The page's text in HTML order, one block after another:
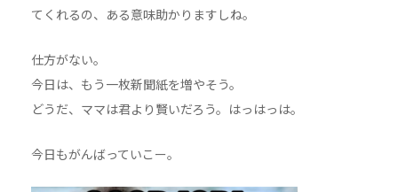
てくれるの、ある意味助かりますしね。
仕方がない。
今日は、もう一枚新聞紙を増やそう。
どうだ、ママは君より賢いだろう。はっはっは。
今日もがんばっていこー。